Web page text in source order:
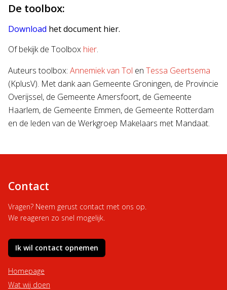
De toolbox:
Download het document hier.
Of bekijk de Toolbox hier.
Auteurs toolbox: Annemiek van Tol en Tessa Geertsema
(KplusV). Met dank aan Gemeente Groningen, de Provincie
Overijssel, de Gemeente Amersfoort, de Gemeente
Haarlem, de Gemeente Emmen, de Gemeente Rotterdam
en de leden van de Werkgroep Makelaars met Mandaat.
Contact
Vragen? Neem gerust contact met ons op.
We reageren zo snel mogelijk.
Ik wil contact opnemen
Homepage
Wat wij doen